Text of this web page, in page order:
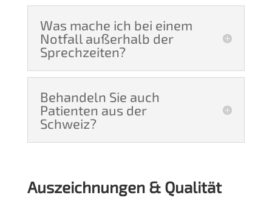
Was mache ich bei einem
Notfall außerhalb der
Sprechzeiten?
Behandeln Sie auch
Patienten aus der
Schweiz?
Auszeichnungen & Qualität